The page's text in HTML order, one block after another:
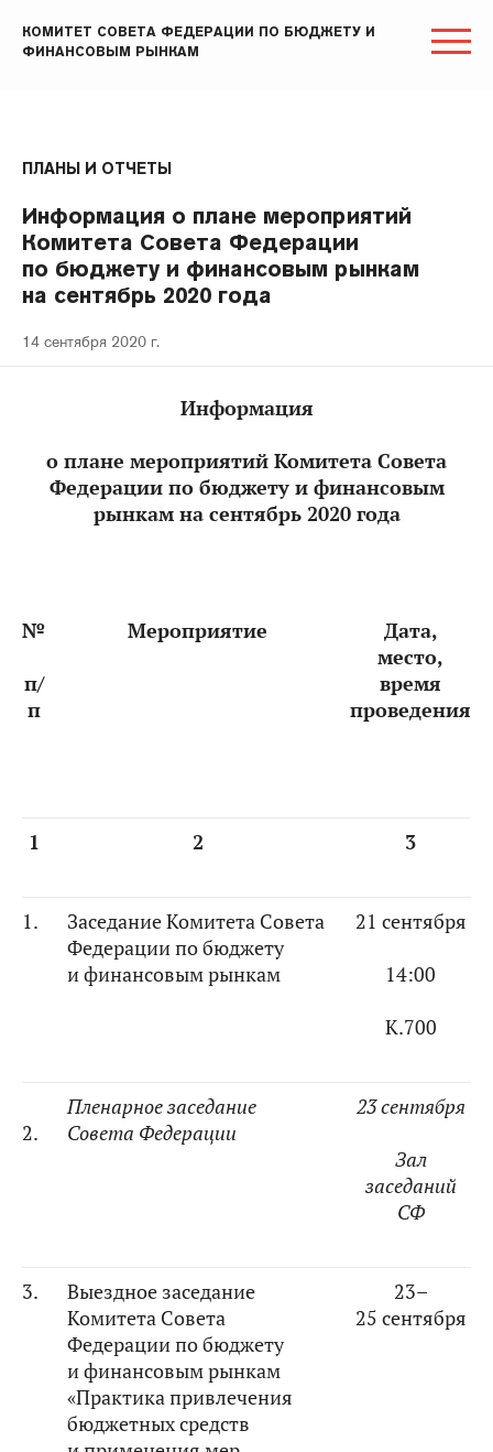
КОМИТЕТ СОВЕТА ФЕДЕРАЦИИ ПО БЮДЖЕТУ И
ФИНАНСОВЫМ РЫНКАМ
ПЛАНЫ И ОТЧЕТЫ
Информация о плане мероприятий
Комитета Совета Федерации
по бюджету и финансовым рынкам
на сентябрь 2020 года
14 сентября 2020 г.
Информация
о плане мероприятий Комитета Совета
Федерации по бюджету и финансовым
рынкам на сентябрь 2020 года
№
п/
п
Мероприятие
Дата,
место,
время
проведения
1 2 3
1.
Заседание Комитета Совета
Федерации по бюджету
и финансовым рынкам
21 сентября
14:00
К.700
2.
Пленарное заседание
Совета Федерации
23 сентября
Зал
заседаний
СФ
3.
Выездное заседание
Комитета Совета
Федерации по бюджету
и финансовым рынкам
«Практика привлечения
бюджетных средств
23–
25 сентября